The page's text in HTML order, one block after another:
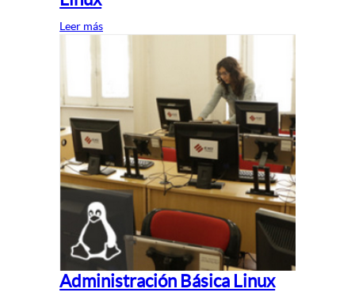
Leer más
Administración Básica Linux